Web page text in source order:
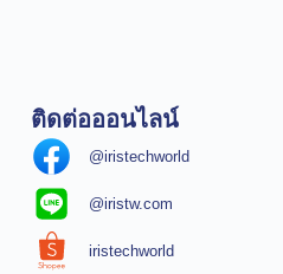
ติดต่อออนไลน์
@iristechworld
@iristw.com
iristechworld